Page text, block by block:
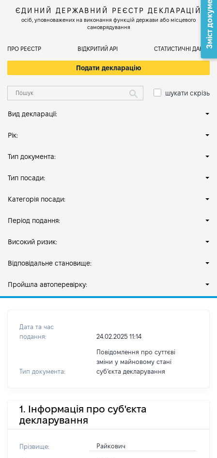
ЄДИНИЙ ДЕРЖАВНИЙ РЕЄСТР ДЕКЛАРАЦІЙ
осіб, уповноважених на виконання функцій держави або місцевого
самоврядування
ПРО РЕЄСТР ВІДКРИТИЙ АРІ СТАТИСТИЧНІ ДАНІ
Подати декларацію
шукати скрізь
Вид декларації:
Рік:
Тип документа:
Тип посади:
Категорія посади:
Період подання:
Високий ризик:
Відповідальне становище:
Пройшла автоперевірку:
Дата та час
подання:
24.02.2025 11:14
Тип документа:
Повідомлення про суттєві
зміни у майновому стані
субʼєкта декларування
1. Інформація про суб'єкта
декларування
Прізвище: Райкович
Зміст документа